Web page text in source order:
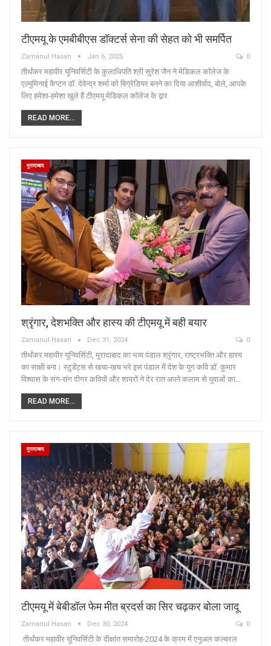
टीएमयू के एमबीबीएस डॉक्टर्स सेना की सेहत को भी समर्पित
Zamanul Hasan Jan 6, 2025 0
तीर्थंकर महावीर यूनिवर्सिटी के कुलाधिपति श्री सुरेश जैन ने मेडिकल कॉलेज के
एल्युमिनाई कैप्टन डॉ. देवेन्द्र शर्मा को बिग्रेडियर बनने का दिया आशीर्वाद, बोले, आपके
लिए हमेशा-हमेशा खुले हैं टीएमयू मेडिकल कॉलेज के द्वार
READ MORE...
मुरादाबाद
श्रृंगार, देशभक्ति और हास्य की टीएमयू में बही बयार
Zamanul Hasan Dec 31, 2024 0
तीर्थंकर महावीर यूनिवर्सिटी, मुरादाबाद का भव्य पंडाल श्रृंगार, राष्ट्रभक्ति और हास्य
का साक्षी बना। स्टुडेंट्स से खचा-खच भरे इस पंडाल में देश के युग कवि डॉ. कुमार
विश्वास के संग-संग दीगर कवियों और शायरों ने देर रात अपने कलाम से युवाओं का…
READ MORE...
मुरादाबाद
टीएमयू में बेबीडॉल फेम मीत ब्रदर्स का सिर चढ़कर बोला जादू
Zamanul Hasan Dec 30, 2024 0
तीर्थंकर महावीर यूनिवर्सिटी के दीक्षांत समारोह-2024 के क्रम में एनुअल कल्चरल